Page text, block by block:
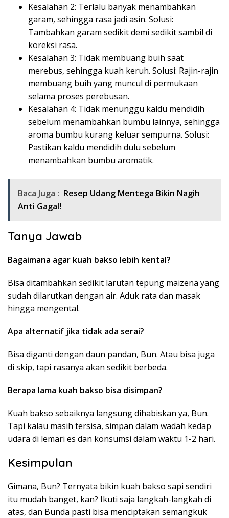
Kesalahan 2: Terlalu banyak menambahkan
garam, sehingga rasa jadi asin. Solusi:
Tambahkan garam sedikit demi sedikit sambil di
koreksi rasa.
Kesalahan 3: Tidak membuang buih saat
merebus, sehingga kuah keruh. Solusi: Rajin-rajin
membuang buih yang muncul di permukaan
selama proses perebusan.
Kesalahan 4: Tidak menunggu kaldu mendidih
sebelum menambahkan bumbu lainnya, sehingga
aroma bumbu kurang keluar sempurna. Solusi:
Pastikan kaldu mendidih dulu sebelum
menambahkan bumbu aromatik.
Baca Juga : Resep Udang Mentega Bikin Nagih
Anti Gagal!
Tanya Jawab
Bagaimana agar kuah bakso lebih kental?
Bisa ditambahkan sedikit larutan tepung maizena yang
sudah dilarutkan dengan air. Aduk rata dan masak
hingga mengental.
Apa alternatif jika tidak ada serai?
Bisa diganti dengan daun pandan, Bun. Atau bisa juga
di skip, tapi rasanya akan sedikit berbeda.
Berapa lama kuah bakso bisa disimpan?
Kuah bakso sebaiknya langsung dihabiskan ya, Bun.
Tapi kalau masih tersisa, simpan dalam wadah kedap
udara di lemari es dan konsumsi dalam waktu 1-2 hari.
Kesimpulan
Gimana, Bun? Ternyata bikin kuah bakso sapi sendiri
itu mudah banget, kan? Ikuti saja langkah-langkah di
atas, dan Bunda pasti bisa menciptakan semangkuk